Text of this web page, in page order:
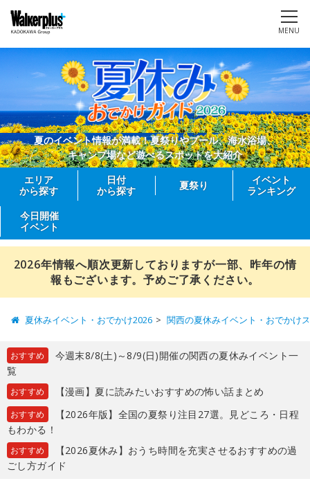
MENU
夏のイベント情報が満載！夏祭りやプール、海水浴場、
キャンプ場など遊べるスポットを大紹介
エリア
から探す
日付
から探す
夏祭り
イベント
ランキング
今日開催
イベント
2026年情報へ順次更新しておりますが一部、昨年の情
報もございます。予めご了承ください。
夏休みイベント・おでかけ2026 関西の夏休みイベント・おでかけ
おすすめ
今週末8/8(土)～8/9(日)開催の関西の夏休みイベント一
覧
おすすめ 【漫画】夏に読みたいおすすめの怖い話まとめ
おすすめ
【2026年版】全国の夏祭り注目27選。見どころ・日程
もわかる！
おすすめ
【2026夏休み】おうち時間を充実させるおすすめの過
ごし方ガイド